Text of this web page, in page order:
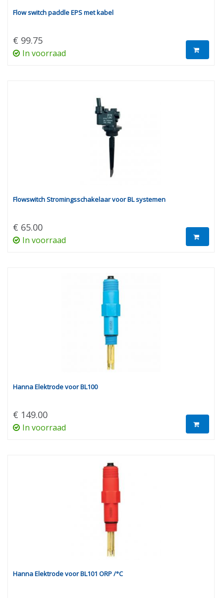
Flow switch paddle EPS met kabel
€ 99.75
In voorraad
Flowswitch Stromingsschakelaar voor BL systemen
€ 65.00
In voorraad
Hanna Elektrode voor BL100
€ 149.00
In voorraad
Hanna Elektrode voor BL101 ORP /°C